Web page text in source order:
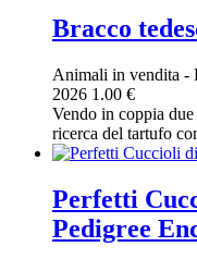
Bracco
Animali in vendita -
2026 1.00 €
Vendo in coppia
ricerca del tartufo
Perfetti
Pedigree